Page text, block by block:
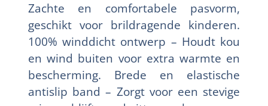
Zachte en comfortabele pasvorm,
geschikt voor brildragende kinderen.
100% winddicht ontwerp – Houdt kou
en wind buiten voor extra warmte en
bescherming. Brede en elastische
antislip band – Zorgt voor een stevige